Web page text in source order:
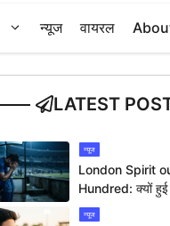
न्यूज वायरल
LATEST
न्यूज
London Spirit
Hundred: क्यों हुई
न्यूज